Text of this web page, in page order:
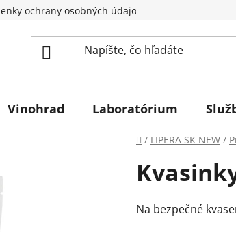
ochrany osobných údajov
Vinohrad Laboratórium
Domov
/ LIPERA SK NEW /
Na bezpečné